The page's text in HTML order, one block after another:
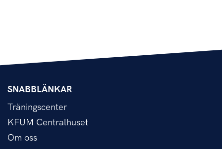
SNABBLÄNKAR
Träningscenter
KFUM Centralhuset
Om oss